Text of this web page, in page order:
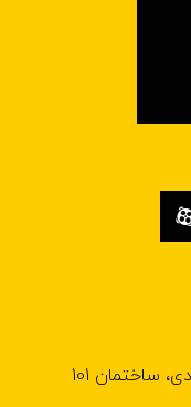
ساختمان 101